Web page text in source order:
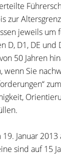
zur
jeweils um
D, D1, DE
50 Jahren
wenn Sie
ngen“
Januar 2013
ine sind auf 15